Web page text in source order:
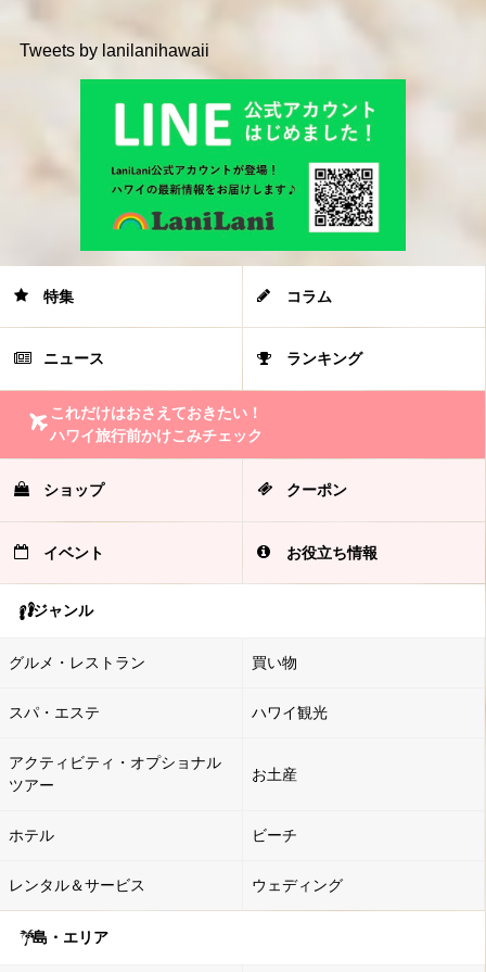
Tweets by lanilanihawaii
特集 コラム
ニュース ランキング
これだけはおさえておきたい！
ハワイ旅行前かけこみチェック
ショップ クーポン
イベント お役立ち情報
ジャンル
グルメ・レストラン 買い物
スパ・エステ ハワイ観光
アクティビティ・オプショナル
ツアー
お土産
ホテル ビーチ
レンタル＆サービス ウェディング
島・エリア